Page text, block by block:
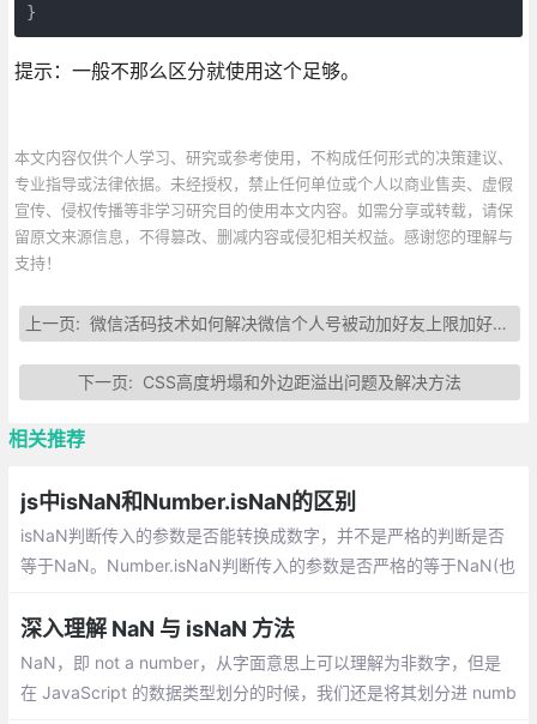
}
提示：一般不那么区分就使用这个足够。
本文内容仅供个人学习、研究或参考使用，不构成任何形式的决策建议、
专业指导或法律依据。未经授权，禁止任何单位或个人以商业售卖、虚假
宣传、侵权传播等非学习研究目的使用本文内容。如需分享或转载，请保
留原文来源信息，不得篡改、删减内容或侵犯相关权益。感谢您的理解与
支持！
上一页:微信活码技术如何解决微信个人号被动加好友上限加好友异常（微信群100人限制）
下一页: CSS高度坍塌和外边距溢出问题及解决方法
相关推荐
js中isNaN和Number.isNaN的区别
isNaN判断传入的参数是否能转换成数字，并不是严格的判断是否
等于NaN。Number.isNaN判断传入的参数是否严格的等于NaN(也
深入理解 NaN 与 isNaN 方法
NaN，即 not a number，从字面意思上可以理解为非数字，但是
在 JavaScript 的数据类型划分的时候，我们还是将其划分进 numb